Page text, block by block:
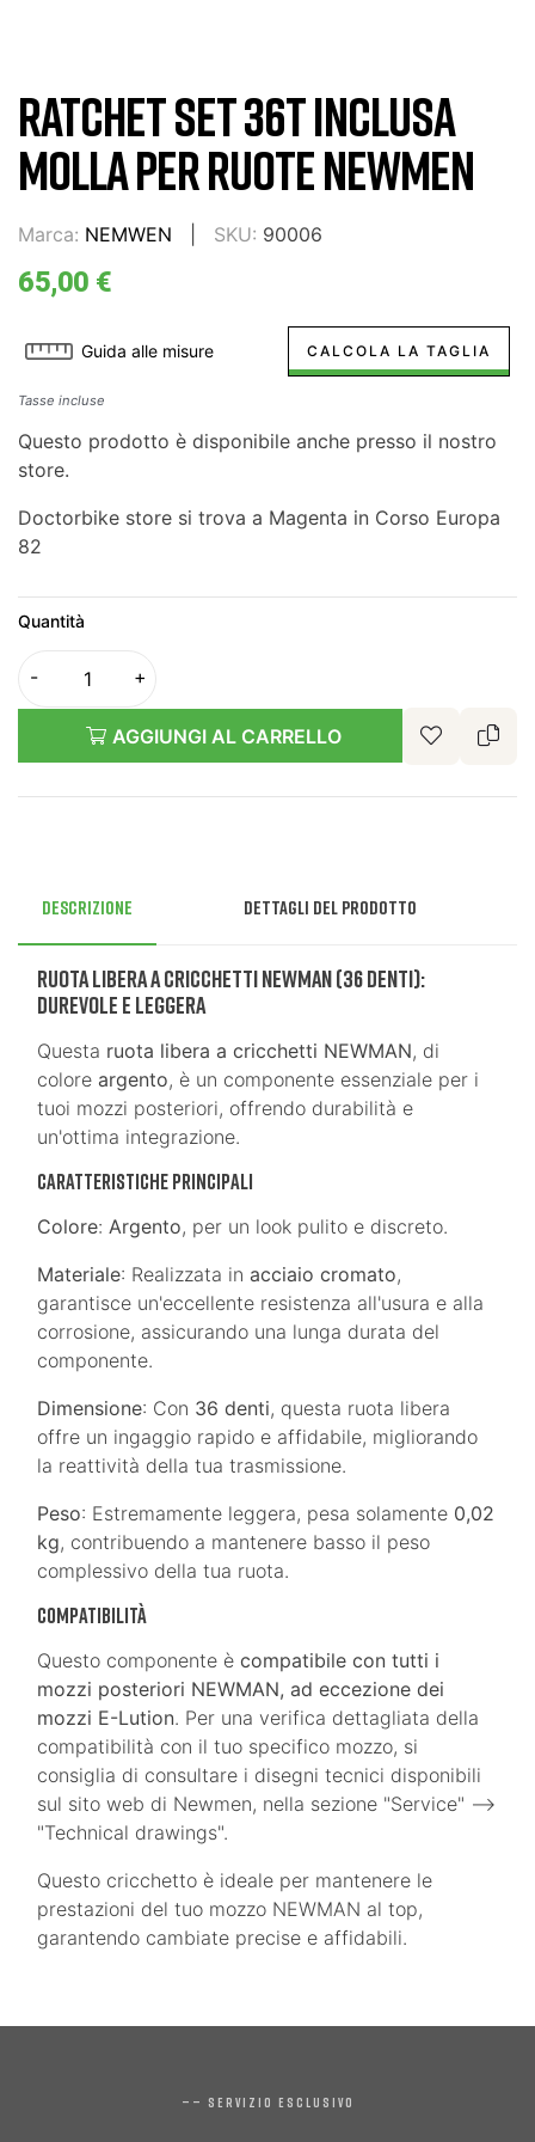
RATCHET SET 36T INCLUSA
MOLLA PER RUOTE NEWMEN
Marca: NEMWEN SKU: 90006
65,00 €
Guida alle misure CALCOLA LA TAGLIA
Tasse incluse
Questo prodotto è disponibile anche presso il nostro
store.
Doctorbike store si trova a Magenta in Corso Europa
82
Quantità
AGGIUNGI AL CARRELLO
Descrizione Dettagli del prodotto
Ruota Libera a Cricchetti NEWMAN (36 Denti):
Durevole e Leggera
Questa ruota libera a cricchetti NEWMAN, di
colore argento, è un componente essenziale per i
tuoi mozzi posteriori, offrendo durabilità e
un'ottima integrazione.
Caratteristiche Principali
Colore: Argento, per un look pulito e discreto.
Materiale: Realizzata in acciaio cromato,
garantisce un'eccellente resistenza all'usura e alla
corrosione, assicurando una lunga durata del
componente.
Dimensione: Con 36 denti, questa ruota libera
offre un ingaggio rapido e affidabile, migliorando
la reattività della tua trasmissione.
Peso: Estremamente leggera, pesa solamente 0,02
kg, contribuendo a mantenere basso il peso
complessivo della tua ruota.
Compatibilità
Questo componente è compatibile con tutti i
mozzi posteriori NEWMAN, ad eccezione dei
mozzi E-Lution. Per una verifica dettagliata della
compatibilità con il tuo specifico mozzo, si
consiglia di consultare i disegni tecnici disponibili
sul sito web di Newmen, nella sezione "Service" -->
"Technical drawings".
Questo cricchetto è ideale per mantenere le
prestazioni del tuo mozzo NEWMAN al top,
garantendo cambiate precise e affidabili.
—— SERVIZIO ESCLUSIVO